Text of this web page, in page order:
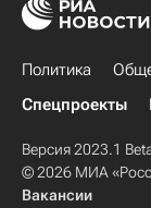
Политика
Спецпроекты
Версия 2023.1
© 2026 МИА
Вакансии